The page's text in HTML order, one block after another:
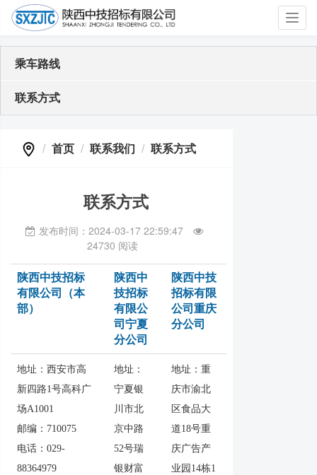
乘车路线
联系方式
首页 联系我们 联系方式
联系方式
发布时间：2024-03-17 22:59:47
24730 阅读
陕西中技招标
有限公司（本
部）
陕西中
技招标
有限公
司宁夏
分公司
陕西中技
招标有限
公司重庆
分公司
地址：西安市高
新四路1号高科广
场A1001
邮编：710075
电话：029-
88364979
地址：
宁夏银
川市北
京中路
52号瑞
银财富
地址：重
庆市渝北
区食品大
道18号重
庆广告产
业园14栋1